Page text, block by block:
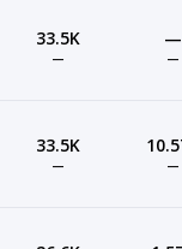
33.5K
—
—
—
33.5K
— —